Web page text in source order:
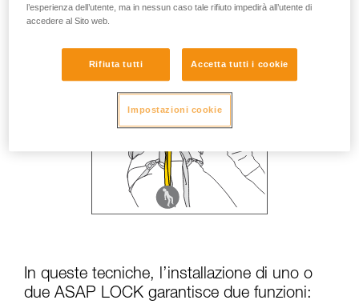
In queste tecniche, l’installazione di uno o
due ASAP LOCK garantisce due funzioni:
l’esperienza dell’utente, ma in nessun caso tale rifiuto impedirà all’utente di
accedere al Sito web.
Rifiuta tutti Accetta tutti i cookie
Impostazioni cookie